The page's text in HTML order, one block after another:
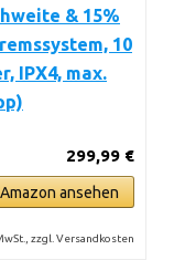
& 15%
10
IPX4, max.
299,99 €
ansehen
zzgl. Versandkosten